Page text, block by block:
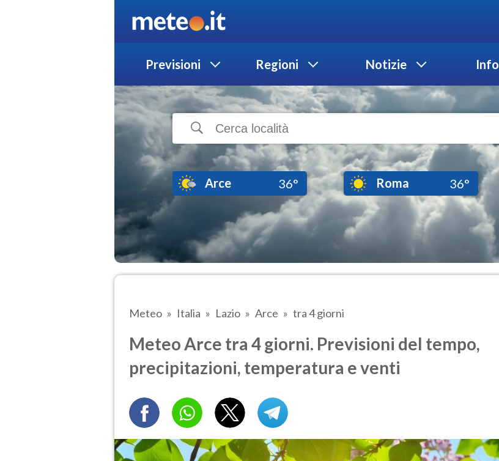
Previsioni Regioni Notizie Info
Arce 36° Roma 36°
Meteo Italia Lazio Arce tra 4 giorni
Meteo Arce tra 4 giorni. Previsioni del tempo,
precipitazioni, temperatura e venti